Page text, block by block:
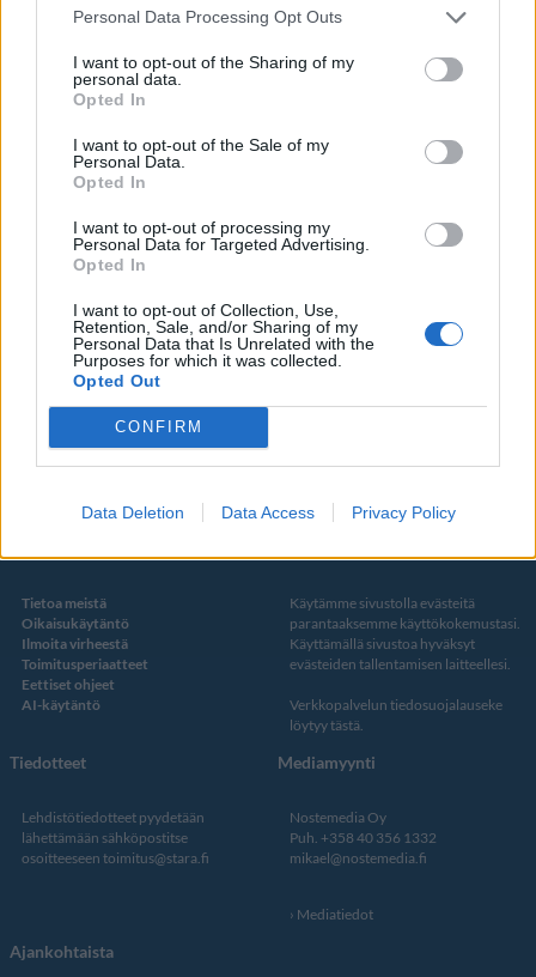
Personal Data Processing Opt Outs
I want to opt-out of the Sharing of my
personal data.
Opted In
I want to opt-out of the Sale of my
Personal Data.
Opted In
I want to opt-out of processing my
Personal Data for Targeted Advertising.
Opted In
I want to opt-out of Collection, Use,
Retention, Sale, and/or Sharing of my
Personal Data that Is Unrelated with the
Purposes for which it was collected.
Opted Out
CONFIRM
Data Deletion Data Access Privacy Policy
Lähetä uutisvinkki
RSS-ohje
Tyyliniekka
Lifestyle
Matkailu
Viihde
Autot
Digi
Some
YouTube
Twitter
Tietoa meistä
Oikaisukäytäntö
Ilmoita virheestä
Toimitusperiaatteet
Eettiset ohjeet
AI-käytäntö
Käytämme sivustolla evästeitä
parantaaksemme käyttökokemustasi.
Käyttämällä sivustoa hyväksyt
evästeiden tallentamisen laitteellesi.
Verkkopalvelun tiedosuojalauseke
löytyy tästä
Tiedotteet
Lehdistötiedotteet pyydetään
lähettämään sähköpostitse
osoitteeseen toimitus@stara.fi
Mediamyynti
Nostemedia Oy
Puh. +358 40 356 1332
mikael@nostemedia.fi
Mediatiedot
Ajankohtaista